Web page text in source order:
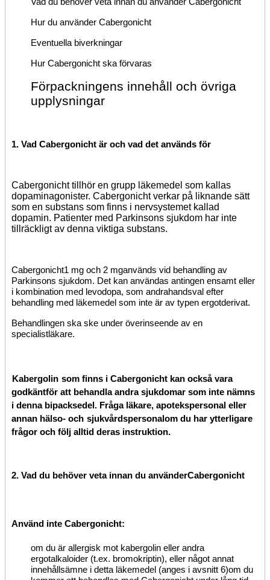
Hur du använder Cabergonicht
Eventuella biverkningar
Hur Cabergonicht ska förvaras
Förpackningens innehåll och övriga
upplysningar
1. Vad Cabergonicht är och vad det används för
Cabergonicht tillhör en grupp läkemedel som kallas
dopaminagonister. Cabergonicht verkar på liknande sätt
som en substans som finns i nervsystemet kallad
dopamin. Patienter med Parkinsons sjukdom har inte
tillräckligt av denna viktiga substans.
Cabergonicht1 mg och 2 mganvänds vid behandling av
Parkinsons sjukdom. Det kan användas antingen ensamt eller
i kombination med levodopa, som andrahandsval efter
behandling med läkemedel som inte är av typen ergotderivat.
Behandlingen ska ske under överinseende av en
specialistläkare.
Kabergolin som finns i Cabergonicht kan också vara
godkäntför att behandla andra sjukdomar som inte nämns
i denna bipacksedel. Fråga läkare, apotekspersonal eller
annan hälso- och sjukvårds­personalom du har ytterligare
frågor och följ alltid deras instruktion.
2. Vad du behöver veta innan du använderCabergonicht
Använd inte Cabergonicht:
om du är allergisk mot kabergolin eller andra
ergotalkaloider (t.ex. bromokriptin), eller något annat
innehållsämne i detta läkemedel (anges i avsnitt 6)om du